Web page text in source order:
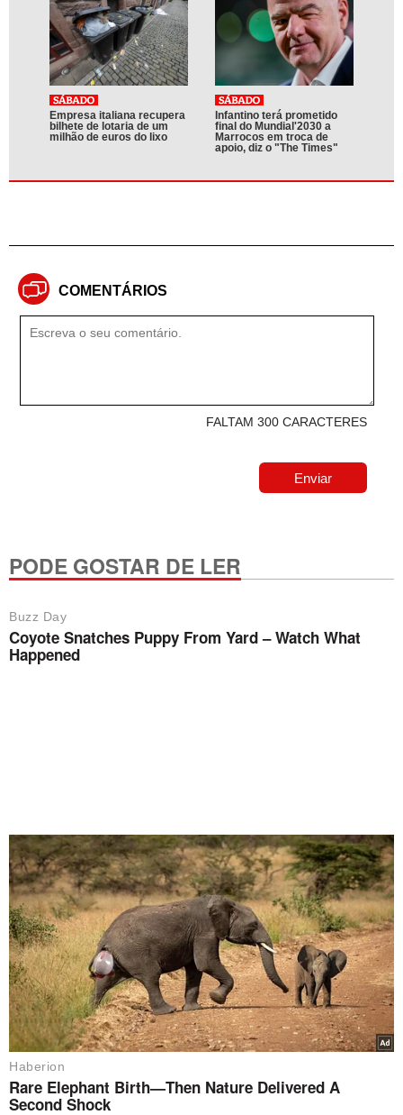
Empresa italiana recupera
bilhete de lotaria de um
milhão de euros do lixo
Infantino terá prometido
final do Mundial'2030 a
Marrocos em troca de
apoio, diz o "The Times"
COMENTÁRIOS
FALTAM 300 CARACTERES